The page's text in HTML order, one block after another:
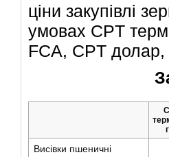
ціни закупівлі
умовах CPT
FCA, CPT
Висівки пшеничні